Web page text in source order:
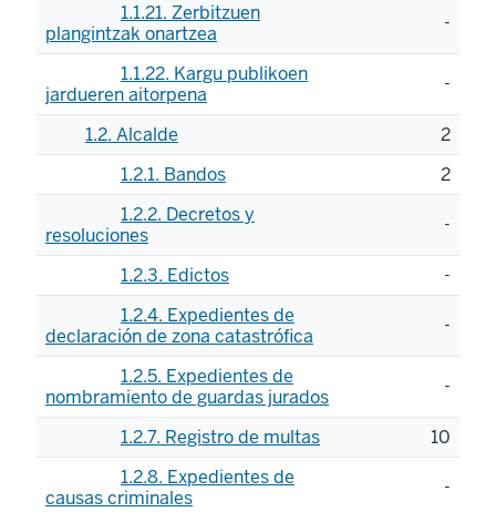
1.1.21. Zerbitzuen
plangintzak onartzea
-
1.1.22. Kargu publikoen
jardueren aitorpena
-
1.2. Alcalde
2
1.2.1. Bandos
2
1.2.2. Decretos y
resoluciones
-
1.2.3. Edictos
-
1.2.4. Expedientes de
declaración de zona catastrófica
-
1.2.5. Expedientes de
nombramiento de guardas jurados
-
1.2.7. Registro de multas
10
1.2.8. Expedientes de
causas criminales
-